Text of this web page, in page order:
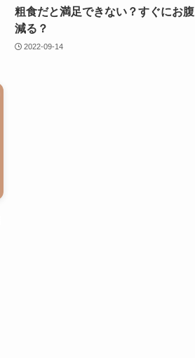
粗食だと満足できない？すぐにお腹
減る？
2022-09-14